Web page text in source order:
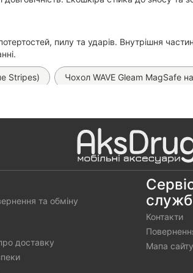
пилу та ударів. Внутрішня
Stripes) Чохол WAVE Gleam MagSafe
Carbonite MagSafe (MilkyWay) на iPhone 14/ 13
Wave Winkie на iPhone 13/ 14 Чохол
Чохол
Santa Barbara на iPhone 14/ 13
MagSafe на iPhone 14
та обміну
доставку
Контакти
Мапа сайту